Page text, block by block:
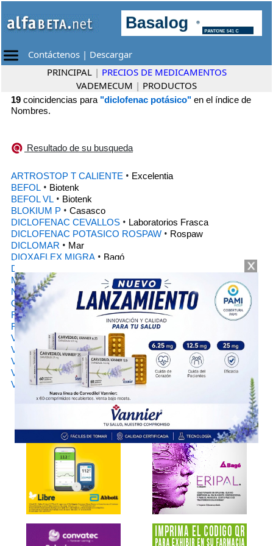
Contáctenos | Descargar
PRINCIPAL | PRECIOS DE MEDICAMENTOS
VADEMECUM | PRODUCTOS
19 coincidencias para "diclofenac potásico" en el índice de
Nombres.
Resultado de su busqueda
ARTROSTOP T CALIENTE • Excelentia
BEFOL • Biotenk
BEFOL VL • Biotenk
BLOKIUM P • Casasco
DICLOFENAC CEVALLOS • Laboratorios Frasca
DICLOFENAC POTASICO ROSPAW • Rospaw
DICLOMAR • Mar
DIOXAFLEX MIGRA • Bagó
DIOXAFLEX VL
METAFLEX
Montpellier
NORVIKEN 50 VENT-3•Vent 3
OXA 50•
Beta
RODINAC 50
Géminis Farmacéutica
RODINAC 75 K
Géminis Farmacéutica
VALUCA K VL•Vannier
VALUCA K50•Vannier
VALUCA K75 •Vannier
VESALION•Siegfried
VIMULTISA P•Fabra